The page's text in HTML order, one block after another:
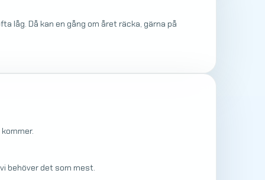
låg. Då kan en gång om året räcka, gärna på
behöver det som mest.